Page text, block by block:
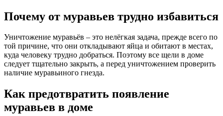
Почему от муравьев трудно избавиться
Уничтожение муравьёв – это нелёгкая задача, прежде всего по
той причине, что они откладывают яйца и обитают в местах,
куда человеку трудно добраться. Поэтому все щели в доме
следует тщательно закрыть, а перед уничтожением проверить
наличие муравьиного гнезда.
Как предотвратить появление
муравьев в доме